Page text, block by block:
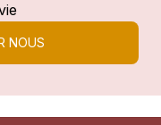
NOUS